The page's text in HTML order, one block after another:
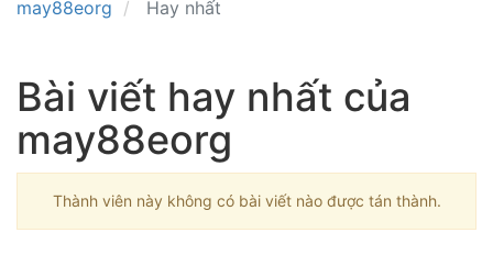
may88eorg Hay nhất
Bài viết hay nhất của
may88eorg
Thành viên này không có bài viết nào được tán thành.